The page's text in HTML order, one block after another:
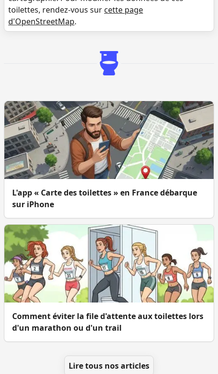
toilettes, rendez-vous sur cette page
d'OpenStreetMap.
L'app « Carte des toilettes » en France débarque
sur iPhone
Comment éviter la file d'attente aux toilettes lors
d'un marathon ou d'un trail
Lire tous nos articles